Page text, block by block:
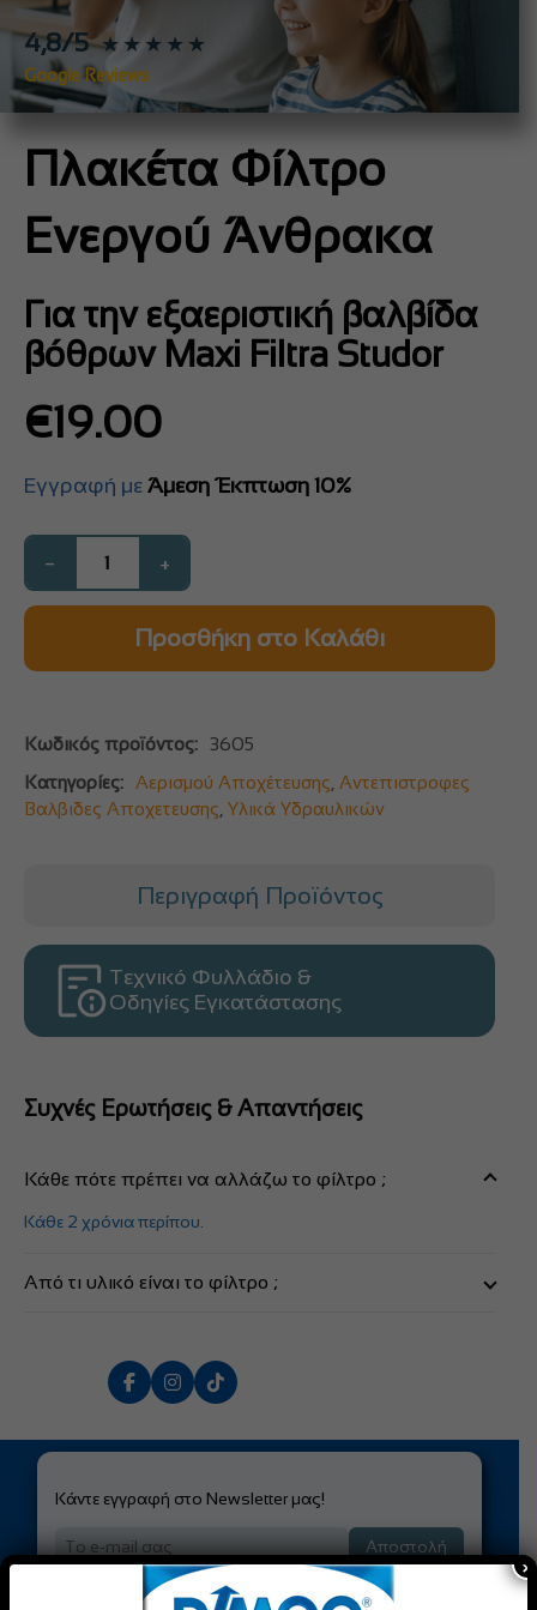
4,8/5 ★★★★★
Google Reviews
Πλακέτα Φίλτρο
Ενεργού Άνθρακα
Για την εξαεριστική βαλβίδα
βόθρων Maxi Filtra Studor
€19.00
Εγγραφή με Άμεση Έκπτωση 10%
− +
Προσθήκη στο Καλάθι
Κωδικός προϊόντος:
3605
Κατηγορίες:
Αερισμού Αποχέτευσης Αντεπιστροφες
Βαλβιδες Αποχετευσης Υλικά Υδραυλικών
Περιγραφή Προϊόντος
Τεχνικό Φυλλάδιο &
Οδηγίες Εγκατάστασης
Συχνές Ερωτήσεις & Απαντήσεις
Κάθε πότε πρέπει να αλλάζω το φίλτρο ;
Κάθε 2 χρόνια περίπου.
Από τι υλικό είναι το φίλτρο ;
Κάντε εγγραφή στο Newsletter μας!
Αποστολή
×